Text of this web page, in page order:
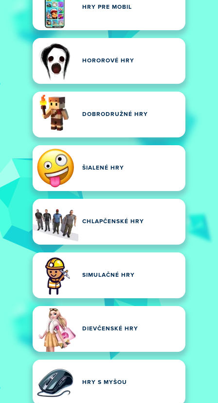
HRY PRE MOBIL
HOROROVÉ HRY
DOBRODRUŽNÉ HRY
ŠIALENÉ HRY
CHLAPČENSKÉ HRY
SIMULAČNÉ HRY
DIEVČENSKÉ HRY
HRY S MYŠOU